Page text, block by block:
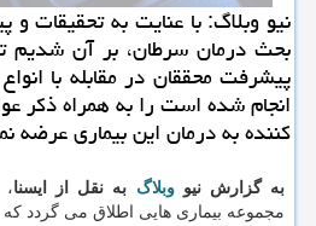
نیو وبلاگ: با عنایت به تحقیقات
بحث درمان سرطان، بر آن شدیم
پیشرفت محققان در مقابله با
انجام شده است را به همراه ذكر
كننده به درمان این بیماری عرضه
به گزارش نیووبلاگ به نقل از ایسنا
مجموعه بیماری هایی اطلاق می گردد كه